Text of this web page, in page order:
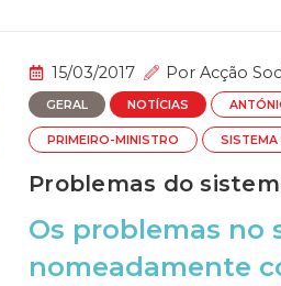
15/03/2017 Por Acção
GERAL NOTÍCIAS
PRIMEIRO-MINISTRO SISTEMA
Problemas do
Os problemas no
nomeadamente